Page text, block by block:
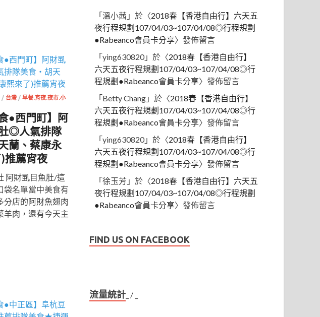
/ 台灣 / 早餐.宵夜.夜市.小
●西門町】阿
◎人氣排隊
蘭、蔡康永
推薦宵夜
阿財虱目魚肚/這
袋名單當中美食有
分店的阿財魚翅肉
羊肉，還有今天主
「 溫小茜 」於〈2018春【香港自由行】六天五
夜行程規劃107/04/03~107/04/08◎行程規劃
●Rabeanco會員卡分享〉發佈留言
「ying630820 」於〈2018春【香港自由行】
六天五夜行程規劃107/04/03~107/04/08◎行
程規劃●Rabeanco會員卡分享〉發佈留言
「 Betty Chang 」於〈2018春【香港自由行】
六天五夜行程規劃107/04/03~107/04/08◎行
程規劃●Rabeanco會員卡分享〉發佈留言
「ying630820 」於〈2018春【香港自由行】
六天五夜行程規劃107/04/03~107/04/08◎行
程規劃●Rabeanco會員卡分享〉發佈留言
「徐玉芳 」於〈2018春【香港自由行】六天五
夜行程規劃107/04/03~107/04/08◎行程規劃
●Rabeanco會員卡分享〉發佈留言
FIND US ON FACEBOOK
流量統計 /